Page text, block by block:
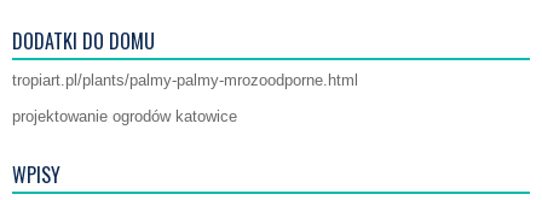
DODATKI DO DOMU
tropiart.pl/plants/palmy-palmy-mrozoodporne.html
projektowanie ogrodów katowice
WPISY